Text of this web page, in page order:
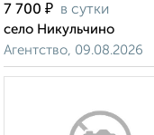
7 700 ₽ в сутки
село Никульчино
Агентство, 09.08.2026